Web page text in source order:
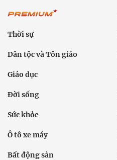
Thời sự
Dân tộc và Tôn giáo
Giáo dục
Đời sống
Sức khỏe
Ô tô xe máy
Bất động sản